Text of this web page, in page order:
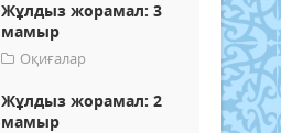
Жұлдыз жорамал: 3
мамыр
Оқиғалар
Жұлдыз жорамал: 2
мамыр